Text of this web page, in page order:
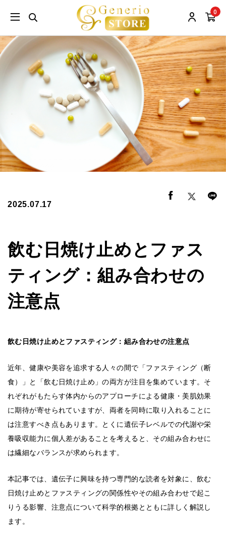
0
2025.07.17
飲む日焼け止めとファス
ティング：組み合わせの
注意点
飲む日焼け止めとファスティング：組み合わせの注意点
近年、健康や美容を追求する人々の間で「ファスティング（断
食）」と「飲む日焼け止め」の両方が注目を集めています。そ
れぞれがもたらす体内からのアプローチによる健康・美肌効果
に期待が寄せられていますが、両者を同時に取り入れることに
は注意すべき点もあります。とくに遺伝子レベルでの代謝や栄
養吸収能力に個人差があることを考えると、その組み合わせに
は繊細なバランスが求められます。
本記事では、遺伝子に興味を持つ専門的な読者を対象に、飲む
日焼け止めとファスティングの関係性やその組み合わせで起こ
りうる影響、注意点について科学的根拠とともに詳しく解説し
ます。